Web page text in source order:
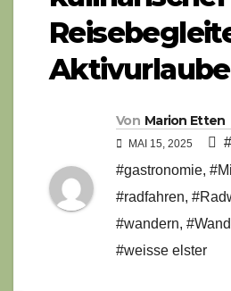
Von Marion Etten
MAI 15, 2025
#gastronomie,
#radfahren,
#wandern,
#weisse elster